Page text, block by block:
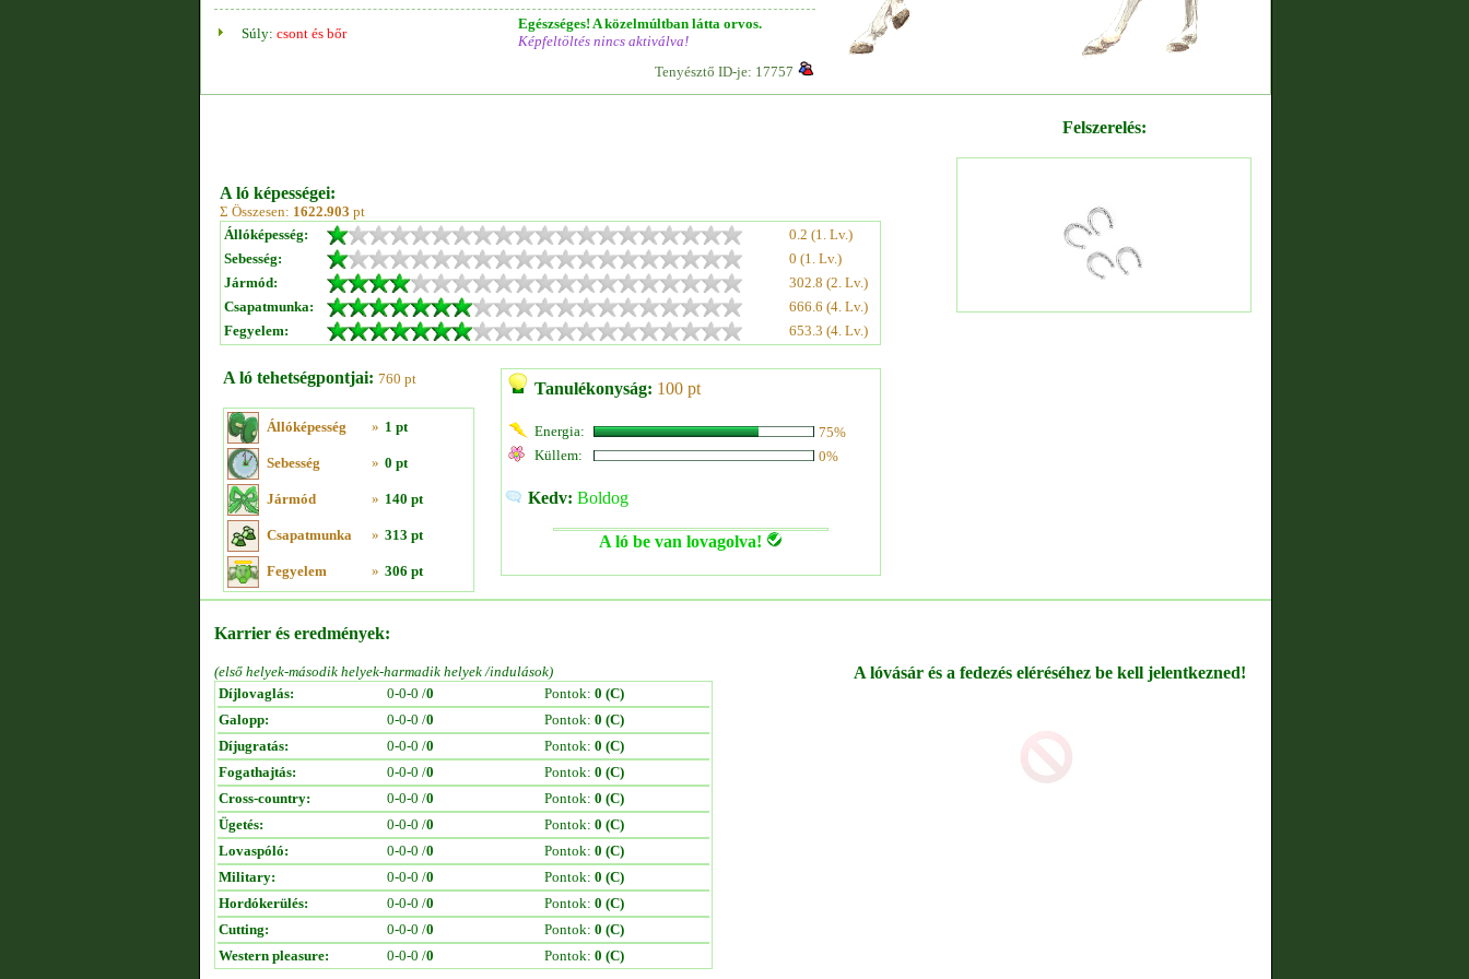
Súly: csont és bőr
Egészséges! A közelmúltban látta orvos.
Képfeltöltés nincs aktiválva!
Tenyésztő ID-je: 17757
A ló képességei:
Σ Összesen: 1622.903 pt
Állóképesség:
0.2 (1. Lv.)
Sebesség:
0 (1. Lv.)
Jármód:
302.8 (2. Lv.)
Csapatmunka:
666.6 (4. Lv.)
Fegyelem:
653.3 (4. Lv.)
A ló tehetségpontjai: 760 pt
Állóképesség » 1 pt
Sebesség » 0 pt
Jármód » 140 pt
Csapatmunka » 313 pt
Fegyelem » 306 pt
Tanulékonyság: 100 pt
Energia:
75%
Küllem:
0%
Kedv: Boldog
A ló be van lovagolva!
Felszerelés:
Karrier és eredmények:
(első helyek-második helyek-harmadik helyek /indulások)
Díjlovaglás:
0-0-0 /0 Pontok: 0 (C)
Galopp:
0-0-0 /0 Pontok: 0 (C)
Díjugratás:
0-0-0 /0 Pontok: 0 (C)
Fogathajtás:
0-0-0 /0 Pontok: 0 (C)
Cross-country:
0-0-0 /0 Pontok: 0 (C)
Ügetés:
0-0-0 /0 Pontok: 0 (C)
Lovaspóló:
0-0-0 /0 Pontok: 0 (C)
Military:
0-0-0 /0 Pontok: 0 (C)
Hordókerülés:
0-0-0 /0 Pontok: 0 (C)
Cutting:
0-0-0 /0 Pontok: 0 (C)
Western pleasure:
0-0-0 /0 Pontok: 0 (C)
A lóvásár és a fedezés eléréséhez be kell jelentkezned!